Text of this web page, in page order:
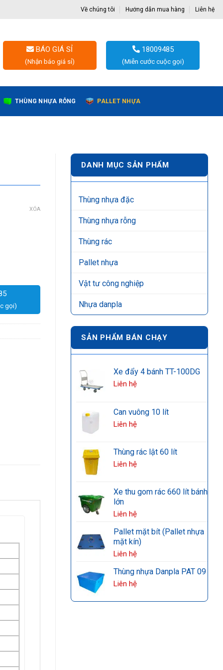
Về chúng tôi Hướng dẫn mua hàng Liên hệ
BÁO GIÁ SỈ
(Nhận báo giá sỉ)
18009485
(Miễn cước cuộc gọi)
THÙNG NHỰA RỖNG PALLET NHỰA
DANH MỤC SẢN PHẨM
Thùng nhựa đặc
Thùng nhựa rỗng
Thùng rác
Pallet nhựa
Vật tư công nghiệp
Nhựa danpla
SẢN PHẨM BÁN CHẠY
Xe đẩy 4 bánh TT-100DG
Liên hệ
Can vuông 10 lít
Liên hệ
Thùng rác lật 60 lít
Liên hệ
Xe thu gom rác 660 lít bánh
lớn
Liên hệ
Pallet mặt bít (Pallet nhựa
mặt kín)
Liên hệ
Thùng nhựa Danpla PAT 09
Liên hệ
XÓA
gọi)